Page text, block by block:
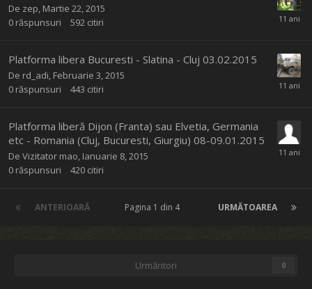
De zep Martie 22, 2015
0 răspunsuri 592 citiri
Platforma libera Bucuresti - Slatina - Cluj 03.02.2015
De rd_adi Februarie 3, 2015
0 răspunsuri 443 citiri
Platforma liberă Dijon (Franta) sau Elvetia, Germania
etc - Romania (Cluj, Bucuresti, Giurgiu) 08-09.01.2015
De Vizitator mao, Ianuarie 8, 2015
0 răspunsuri 420 citiri
ANTERIOARĂ URMĂTOAREA
Pagina 1 din 4
Urmăritori 0